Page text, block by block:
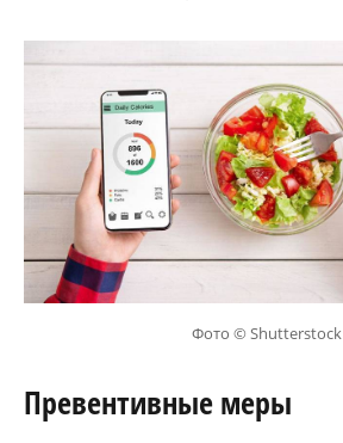
Фото © Shutterstock
Превентивные меры